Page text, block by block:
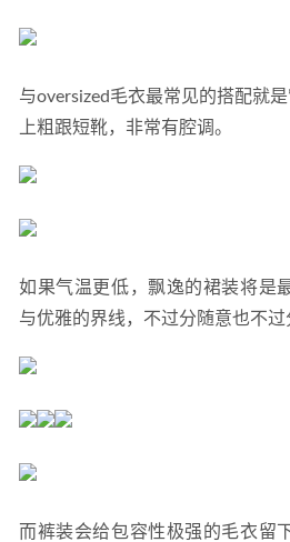
与oversized毛衣最常见的搭配就
上粗跟短靴，非常有腔调。
如果气温更低，飘逸的裙装将是
与优雅的界线，不过分随意也不过
而裤装会给包容性极强的毛衣留